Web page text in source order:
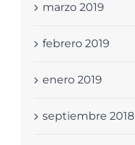
marzo 2019
febrero 2019
enero 2019
septiembre 2018